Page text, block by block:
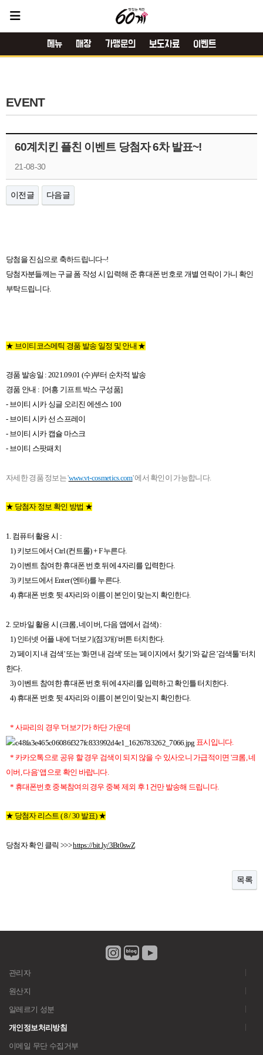
메뉴 매장 가맹문의 보도자료 이벤트
EVENT
60계치킨 플친 이벤트 당첨자 6차 발표~!
21-08-30
이전글 다음글
당첨을 진심으로 축하드립니다~!
당첨자분들께는 구글 폼 작성 시 입력해 준 휴대폰 번호로 개별 연락이 가니 확인
부탁드립니다.
★ 브이티코스메틱 경품 발송 일정 및 안내 ★
경품 발송일 : 2021.09.01 (수)부터 순차적 발송
경품 안내 : [어흥 기프트 박스 구성품]
- 브이티 시카 싱글 오리진 에센스 100
- 브이티 시카 선 스프레이
- 브이티 시카 캡슐 마스크
- 브이티 스팟패치
자세한 경품 정보는 'www.vt-cosmetics.com' 에서 확인이 가능합니다.
★ 당첨자 정보 확인 방법 ★
1. 컴퓨터 활용 시 :
1) 키보드에서 Ctrl (컨트롤) + F 누른다.
2) 이벤트 참여한 휴대폰 번호 뒤에 4자리를 입력한다.
3) 키보드에서 Enter (엔터)를 누른다.
4) 휴대폰 번호 뒷 4자리와 이름이 본인이 맞는지 확인한다.
2. 모바일 활용 시 (크롬, 네이버, 다음 앱에서 검색) :
1) 인터넷 어플 내에 '더보기(점3개)' 버튼 터치한다.
2) '페이지 내 검색' 또는 '화면 내 검색' 또는 '페이지에서 찾기'와 같은 '검색툴' 터치
한다.
3) 이벤트 참여한 휴대폰 번호 뒤에 4자리를 입력하고 확인틀 터치한다.
4) 휴대폰 번호 뒷 4자리와 이름이 본인이 맞는지 확인한다.
* 사파리의 경우 '더보기'가 하단 가운데
표시입니다.
* 카카오톡으로 공유 할 경우 검색이 되지 않을 수 있사오니 가급적이면 '크롬, 네
이버, 다음' 앱으로 확인 바랍니다.
* 휴대폰번호 중복참여의 경우 중복 제외 후 1건만 발송해 드립니다.
★ 당첨자 리스트 ( 8 / 30 발표) ★
당첨자 확인 클릭 >>>https://bit.ly/3Bt0swZ
목록
관리자
원산지
알레르기 성분
개인정보처리방침
이메일 무단 수집거부